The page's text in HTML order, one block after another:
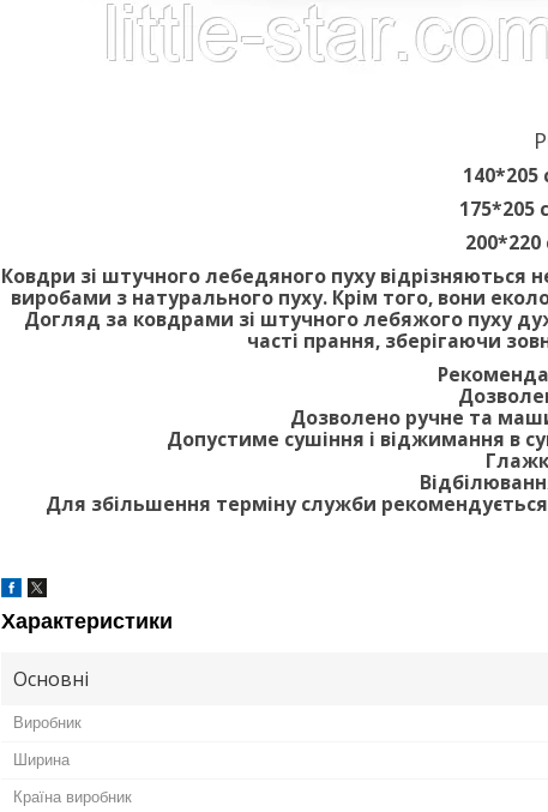
175*205
200*220
Ковдри зі штучного лебедяного пуху відрізняються
виробами з натурального пуху. Крім того, вони
Догляд за ковдрами зі штучного лебяжого пуху
часті прання, зберігаючи
Дозволено ручне та
Допустиме сушіння і віджимання в
Для збільшення терміну служби
Характеристики
Основні
Виробник
Ширина
Країна виробник